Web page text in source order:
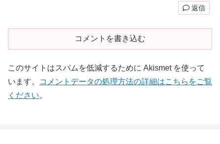
返信
コメントを書き込む
このサイトはスパムを低減するために Akismet を使って
います。
コメントデータの処理方法の詳細はこちらをご覧
ください。